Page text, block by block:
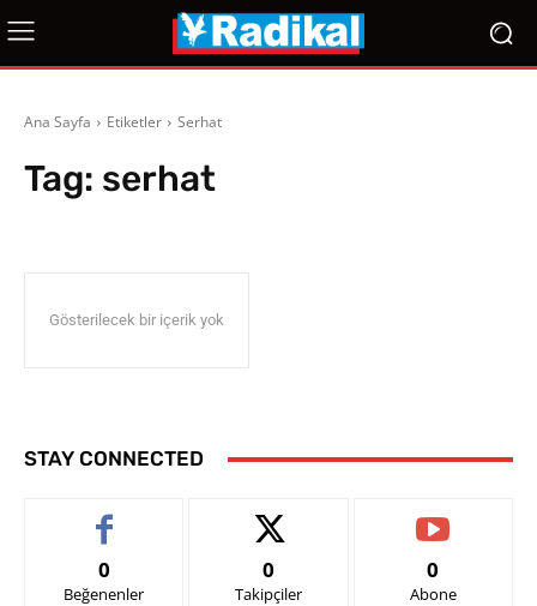
Ana Sayfa Etiketler Serhat
Tag: serhat
Gösterilecek bir içerik yok
STAY CONNECTED
0
Beğenenler
0
Takipçiler
0
Abone